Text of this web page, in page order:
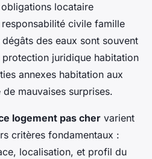
locataire
responsabilité civile famille
des eaux sont souvent
juridique habitation
annexes habitation aux
mauvaises surprises.
logement pas cher varient
critères fondamentaux :
localisation, et profil du